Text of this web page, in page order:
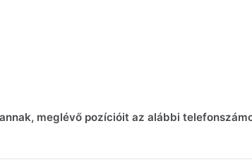
meglévő pozícióit az alábbi